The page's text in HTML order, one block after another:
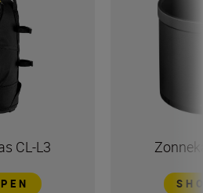
CL-L3